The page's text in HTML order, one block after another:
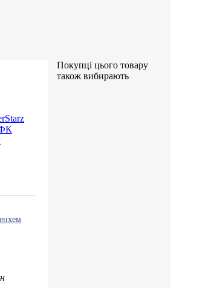
Покупці цього товару
також вибирають